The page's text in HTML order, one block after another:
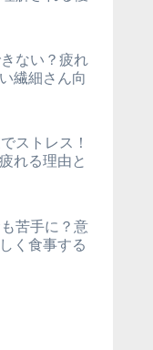
ない？疲れ
繊細さん向
ストレス！
れる理由と
苦手に？意
く食事する